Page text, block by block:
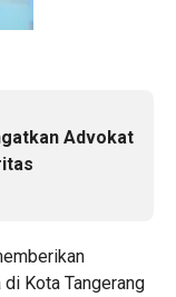
Advokat
Kota Tangerang